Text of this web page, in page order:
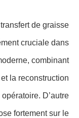
de graisse
cruciale dans
combinant
la reconstruction
D’autre
fortement sur le